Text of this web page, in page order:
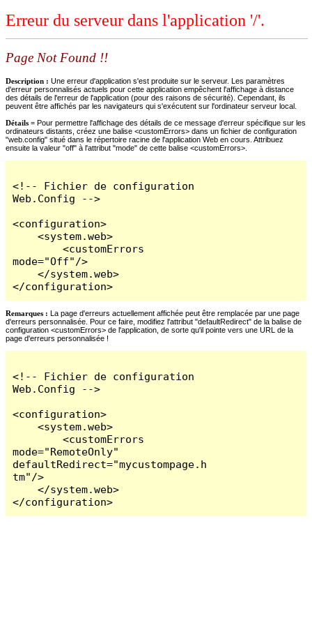
Erreur du serveur dans l'application '/'.
Page Not Found !!
Description : Une erreur d'application s'est produite sur le serveur. Les paramètres
d'erreur personnalisés actuels pour cette application empêchent l'affichage à distance
des détails de l'erreur de l'application (pour des raisons de sécurité). Cependant, ils
peuvent être affichés par les navigateurs qui s'exécutent sur l'ordinateur serveur local.
Détails = Pour permettre l'affichage des détails de ce message d'erreur spécifique sur les
ordinateurs distants, créez une balise <customErrors> dans un fichier de configuration
"web.config" situé dans le répertoire racine de l'application Web en cours. Attribuez
ensuite la valeur "off" à l'attribut "mode" de cette balise <customErrors>.
<!-- Fichier de configuration
Web.Config -->
<configuration>
    <system.web>
        <customErrors
mode="Off"/>
    </system.web>
</configuration>
Remarques : La page d'erreurs actuellement affichée peut être remplacée par une page
d'erreurs personnalisée. Pour ce faire, modifiez l'attribut "defaultRedirect" de la balise de
configuration <customErrors> de l'application, de sorte qu'il pointe vers une URL de la
page d'erreurs personnalisée !
<!-- Fichier de configuration
Web.Config -->
<configuration>
    <system.web>
        <customErrors
mode="RemoteOnly"
defaultRedirect="mycustompage.h
tm"/>
    </system.web>
</configuration>